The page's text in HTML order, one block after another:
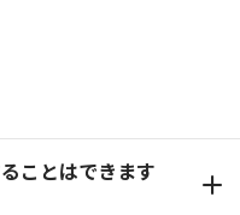
ことはできます